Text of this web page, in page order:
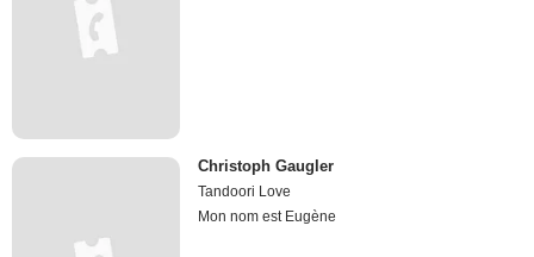
Christoph Gaugler
Tandoori Love
Mon nom est Eugène